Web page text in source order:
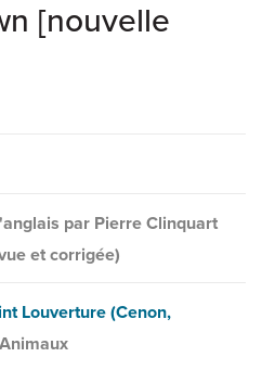
[nouvelle
par Pierre Clinquart
et corrigée)
Louverture (Cenon,